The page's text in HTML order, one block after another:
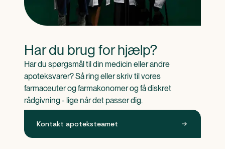
Har du brug for hjælp?
Har du spørgsmål til din medicin eller andre
apoteksvarer? Så ring eller skriv til vores
farmaceuter og farmakonomer og få diskret
rådgivning - lige når det passer dig.
Kontakt apoteksteamet